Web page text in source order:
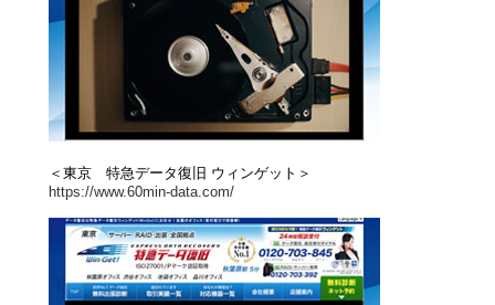
＜東京 特急データ復旧 ウィンゲット＞
https://www.60min-data.com/